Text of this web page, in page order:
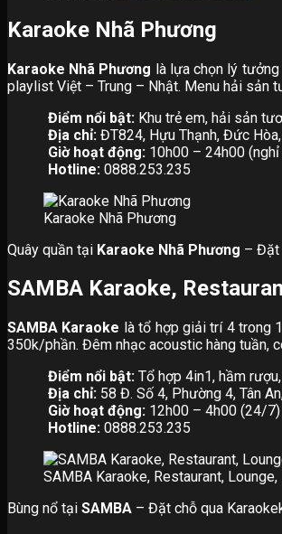
Karaoke Nhã Phương
Karaoke Nhã Phương là lựa chọn lý
playlist Việt – Trung – Nhật. Menu hải sản
Điểm nổi bật:Khu trẻ em, hải sản
Địa chỉ:ĐT824, Hựu Thạnh, Đức
Giờ hoạt động:10h00 – 24h00
Hotline:0888.253.235
Karaoke Nhã Phương
Quây quần tại Karaoke Nhã Phương – Đặt
SAMBA Karaoke,
SAMBA Karaoke là tổ hợp giải trí 4 trong
350k/phần. Đêm nhạc acoustic hàng tuần,
Điểm nổi bật:Tổ hợp 4in1, hầm
Địa chỉ:58 Đ. Số 4, Phường 4, Tân
Giờ hoạt động:12h00 – 4h00 (24/7)
Hotline:0888.253.235
SAMBA Karaoke, Restaurant,
Bùng nổ tại SAMBA – Đặt chỗ qua